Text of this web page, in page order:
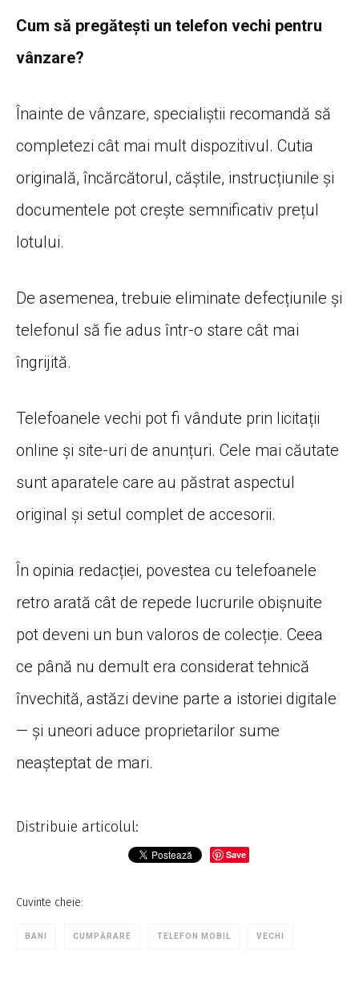
Cum să pregătești un telefon vechi pentru
vânzare?
Înainte de vânzare, specialiștii recomandă să
completezi cât mai mult dispozitivul. Cutia
originală, încărcătorul, căștile, instrucțiunile și
documentele pot crește semnificativ prețul
lotului.
De asemenea, trebuie eliminate defecțiunile și
telefonul să fie adus într-o stare cât mai
îngrijită.
Telefoanele vechi pot fi vândute prin licitații
online și site-uri de anunțuri. Cele mai căutate
sunt aparatele care au păstrat aspectul
original și setul complet de accesorii.
În opinia redacției, povestea cu telefoanele
retro arată cât de repede lucrurile obișnuite
pot deveni un bun valoros de colecție. Ceea
ce până nu demult era considerat tehnică
învechită, astăzi devine parte a istoriei digitale
— și uneori aduce proprietarilor sume
neașteptat de mari.
Distribuie articolul:
Save
Cuvinte cheie:
BANI CUMPĂRARE TELEFON MOBIL VECHI